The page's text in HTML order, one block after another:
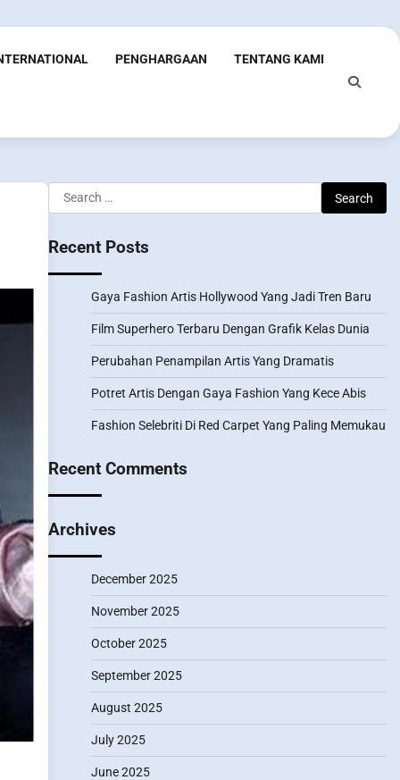
PENGHARGAAN TENTANG KAMI
Search
for:
Recent Posts
Gaya Fashion Artis Hollywood Yang Jadi Tren Baru
Film Superhero Terbaru Dengan Grafik Kelas Dunia
Perubahan Penampilan Artis Yang Dramatis
Potret Artis Dengan Gaya Fashion Yang Kece Abis
Fashion Selebriti Di Red Carpet Yang Paling Memukau
Recent Comments
Archives
December 2025
November 2025
October 2025
September 2025
August 2025
July 2025
June 2025